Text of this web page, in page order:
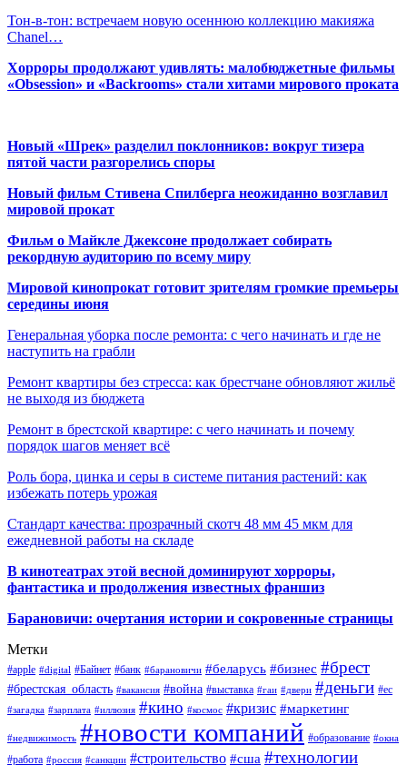
Тон-в-тон: встречаем новую осеннюю коллекцию макияжа
Chanel…
Хорроры продолжают удивлять: малобюджетные фильмы
«Obsession» и «Backrooms» стали хитами мирового проката
Новый «Шрек» разделил поклонников: вокруг тизера
пятой части разгорелись споры
Новый фильм Стивена Спилберга неожиданно возглавил
мировой прокат
Фильм о Майкле Джексоне продолжает собирать
рекордную аудиторию по всему миру
Мировой кинопрокат готовит зрителям громкие премьеры
середины июня
Генеральная уборка после ремонта: с чего начинать и где не
наступить на грабли
Ремонт квартиры без стресса: как брестчане обновляют жильё
не выходя из бюджета
Ремонт в брестской квартире: с чего начинать и почему
порядок шагов меняет всё
Роль бора, цинка и серы в системе питания растений: как
избежать потерь урожая
Стандарт качества: прозрачный скотч 48 мм 45 мкм для
ежедневной работы на складе
В кинотеатрах этой весной доминируют хорроры,
фантастика и продолжения известных франшиз
Барановичи: очертания истории и сокровенные страницы
Метки
#apple #digital #Байнет #банк #барановичи #беларусь #бизнес #брест
#брестская_область #вакансия #война #выставка #гаи #двери #деньги #ес
#загадка #зарплата #иллюзия #кино #космос #кризис #маркетинг
#недвижимость #новости компаний #образование #окна
#работа #россия #санкции #строительство #сша #технологии